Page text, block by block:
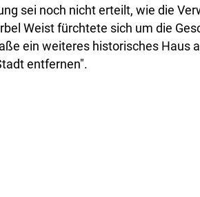
sei noch nicht erteilt, wie die
Weist fürchtete sich um die
ein weiteres historisches Haus
entfernen".